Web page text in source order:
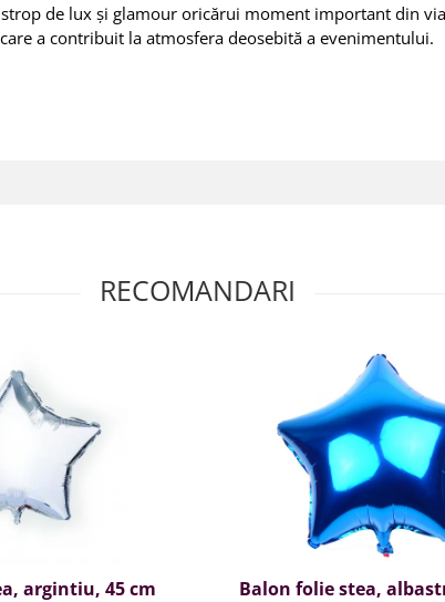
de lux și glamour oricărui moment important din
a contribuit la atmosfera deosebită a evenimentului.
RECOMANDARI
argintiu, 45 cm Balon folie stea,